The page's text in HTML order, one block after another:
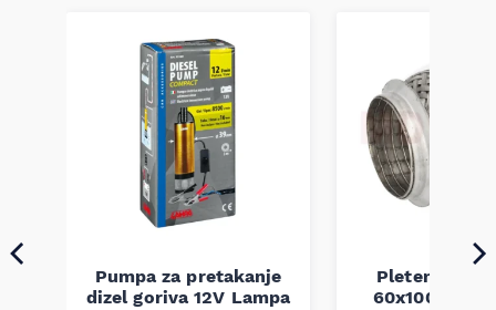
Pumpa za pretakanje
dizel goriva 12V Lampa
Pletenica
60x100